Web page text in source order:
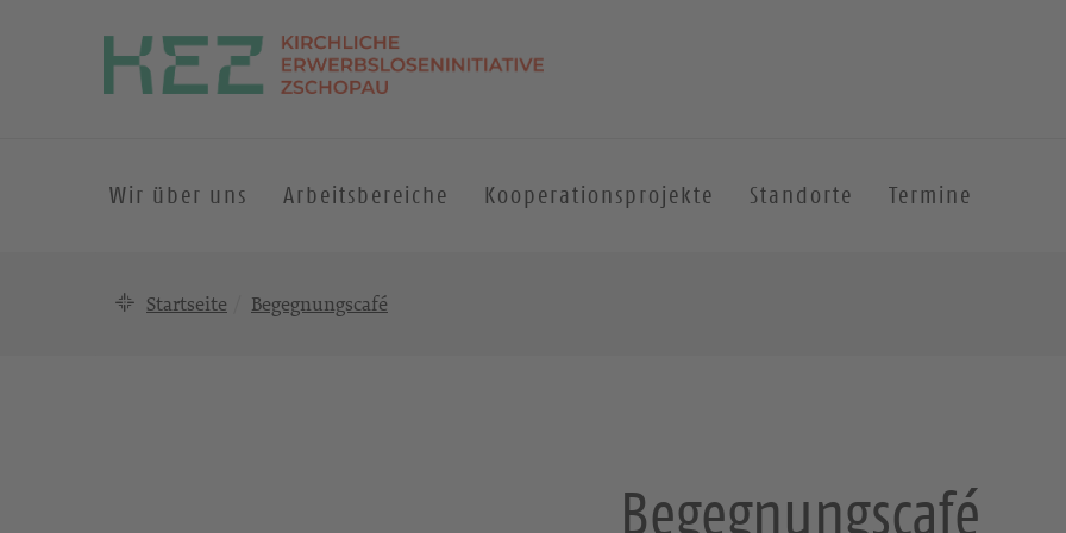
Wir über uns Arbeitsbereiche Kooperationsprojekte Standorte Termine
Startseite Begegnungscafé
Begegnungscafé